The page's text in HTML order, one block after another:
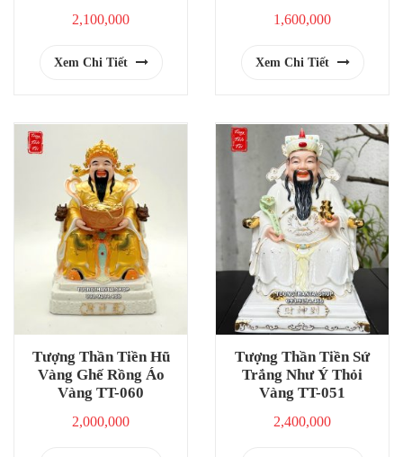
2,100,000
Xem Chi Tiết
1,600,000
Xem Chi Tiết
Tượng Thần Tiền Hũ
Vàng Ghế Rồng Áo
Vàng TT-060
2,000,000
Tượng Thần Tiền Sứ
Trắng Như Ý Thỏi
Vàng TT-051
2,400,000